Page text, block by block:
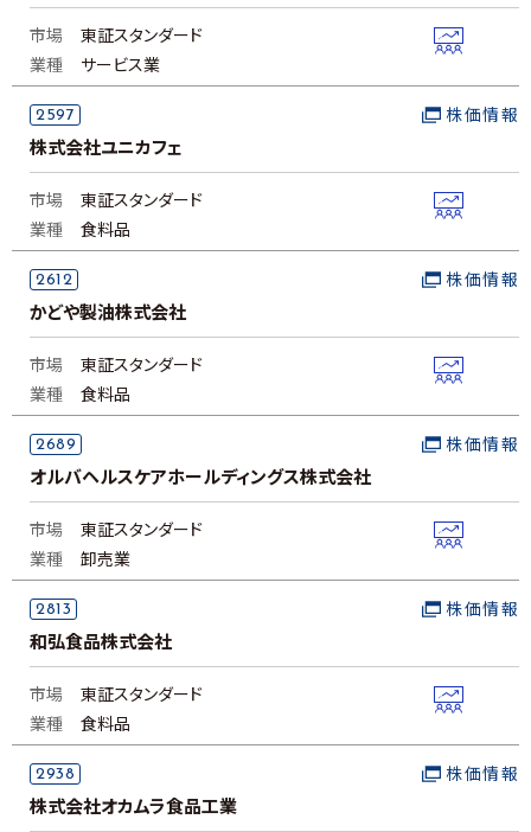
市場
東証スタンダード
業種
サービス業
2597
株式会社ユニカフェ
株価情報
市場
東証スタンダード
業種
食料品
2612
かどや製油株式会社
株価情報
市場
東証スタンダード
業種
食料品
2689
オルバヘルスケアホールディングス株式会社
株価情報
市場
東証スタンダード
業種
卸売業
2813
和弘食品株式会社
株価情報
市場
東証スタンダード
業種
食料品
2938
株式会社オカムラ食品工業
株価情報